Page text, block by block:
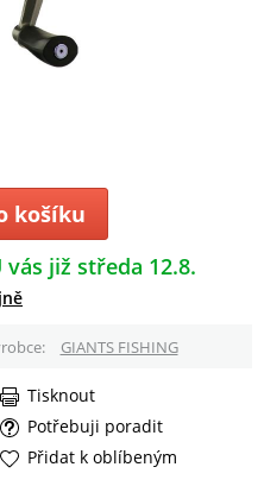
košíku
vás již středa 12.8.
GIANTS FISHING
Potřebuji poradit
Tisknout
Přidat k oblíbeným